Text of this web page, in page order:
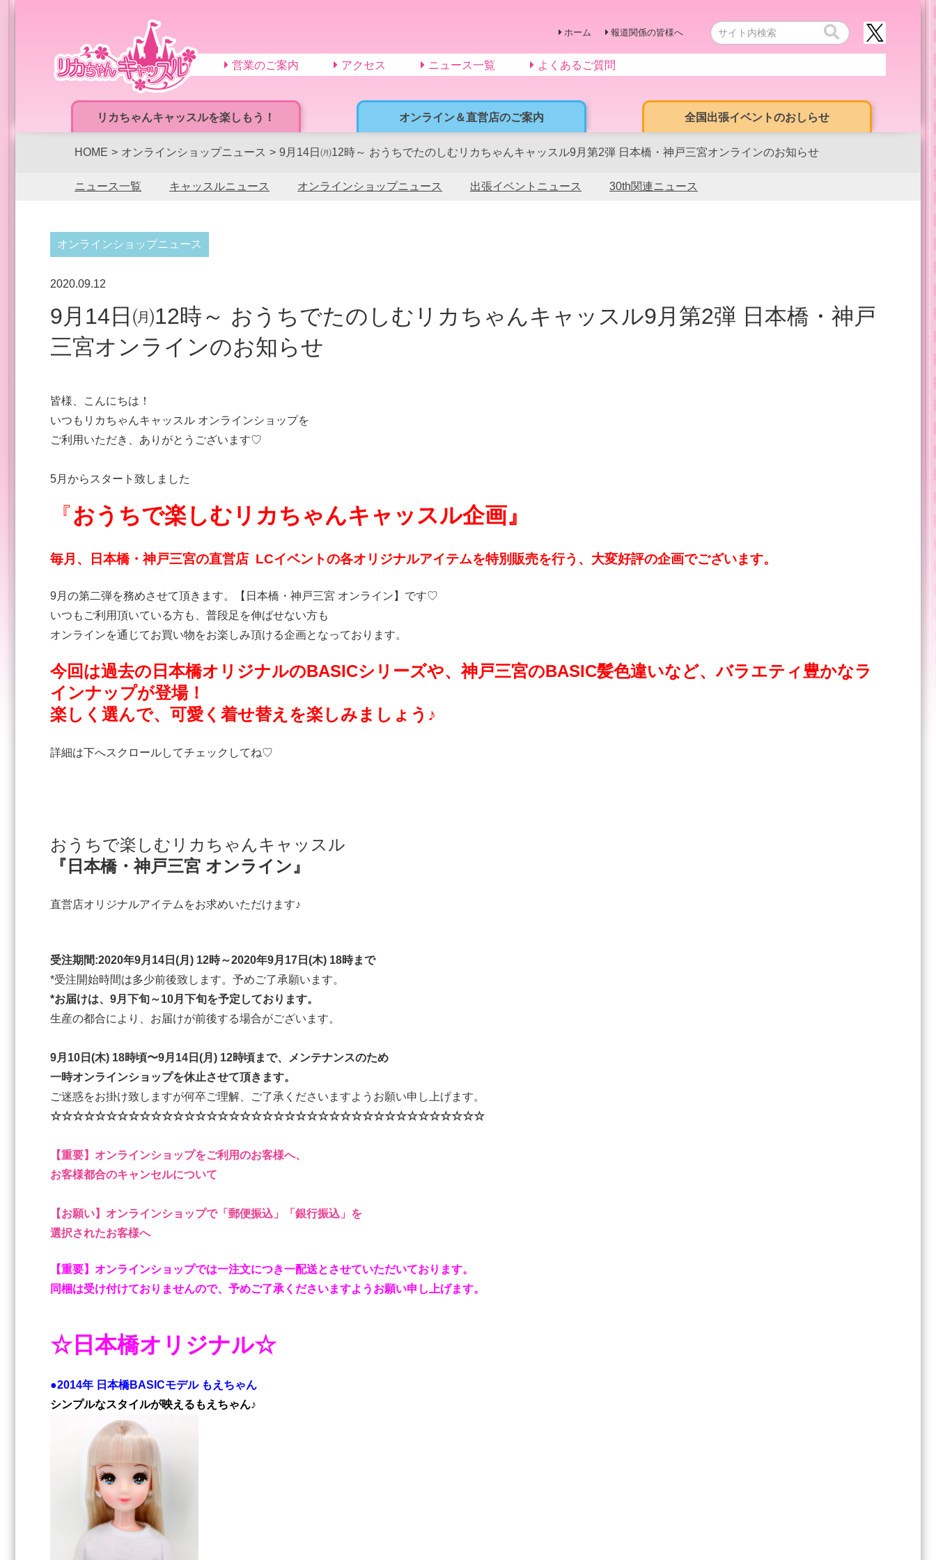
リカちゃんキャッスルを楽しもう！ オンライン＆直営店のご案内 全国出張イベントのおしらせ
ホーム 報道関係の皆様へ
営業のご案内 アクセス ニュース一覧 よくあるご質問
HOME オンラインショップニュース 9月14日㈪12時～ おうちでたのしむリカちゃんキャッスル9月第2弾 日本橋・神戸三宮オンラインのお知らせ
ニュース一覧 キャッスルニュース オンラインショップニュース 出張イベントニュース 30th関連ニュース
オンラインショップニュース
2020.09.12
9月14日㈪12時～ おうちでたのしむリカちゃんキャッスル9月第2弾 日本橋・神戸
三宮オンラインのお知らせ
皆様、こんにちは！
いつもリカちゃんキャッスル オンラインショップを
ご利用いただき、ありがとうございます♡
5月からスタート致しました
『おうちで楽しむリカちゃんキャッスル企画』
毎月、日本橋・神戸三宮の直営店 LCイベントの各オリジナルアイテムを特別販売を行う、大変好評の企画でございます。
9月の第二弾を務めさせて頂きます。【日本橋・神戸三宮 オンライン】です♡
いつもご利用頂いている方も、普段足を伸ばせない方も
オンラインを通じてお買い物をお楽しみ頂ける企画となっております。
今回は過去の日本橋オリジナルのBASICシリーズや、神戸三宮のBASIC髪色違いなど、バラエティ豊かなラ
インナップが登場！
楽しく選んで、可愛く着せ替えを楽しみましょう♪
詳細は下へスクロールしてチェックしてね♡
おうちで楽しむリカちゃんキャッスル
『日本橋・神戸三宮 オンライン』
直営店オリジナルアイテムをお求めいただけます♪
受注期間:2020年9月14日(月) 12時～2020年9月17日(木) 18時まで
*受注開始時間は多少前後致します。予めご了承願います。
*お届けは、9月下旬～10月下旬を予定しております。
生産の都合により、お届けが前後する場合がございます。
9月10日(木) 18時頃〜9月14日(月) 12時頃まで、メンテナンスのため
一時オンラインショップを休止させて頂きます。
ご迷惑をお掛け致しますが何卒ご理解、ご了承くださいますようお願い申し上げます。
☆☆☆☆☆☆☆☆☆☆☆☆☆☆☆☆☆☆☆☆☆☆☆☆☆☆☆☆☆☆☆☆☆☆☆☆☆☆☆
【重要】オンラインショップをご利用のお客様へ、
お客様都合のキャンセルについて
【お願い】オンラインショップで「郵便振込」「銀行振込」を
選択されたお客様へ
【重要】オンラインショップでは一注文につき一配送とさせていただいております。
同梱は受け付けておりませんので、予めご了承くださいますようお願い申し上げます。
☆日本橋オリジナル☆
●2014年 日本橋BASICモデル もえちゃん
シンプルなスタイルが映えるもえちゃん♪